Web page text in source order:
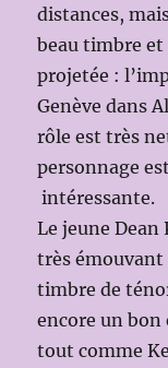
distances,
beau timbre
projetée :
Genève dans
rôle est très
personnage
intéressante.
Le jeune Dean
très émouvant
timbre de
encore un
tout comme